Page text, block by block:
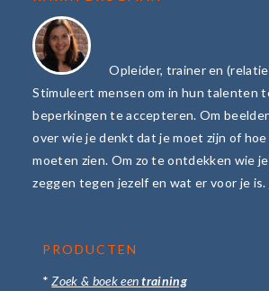
Opleider, trainer en
Stimuleert mensen om in hun talenten
beperkingen te accepteren. Om
over wie je denkt dat je moet zijn of
moeten zien. Om zo te ontdekken wie
zeggen tegen jezelf en wat er voor je is.
PRODUCTEN
*Zoek & boek eentraining